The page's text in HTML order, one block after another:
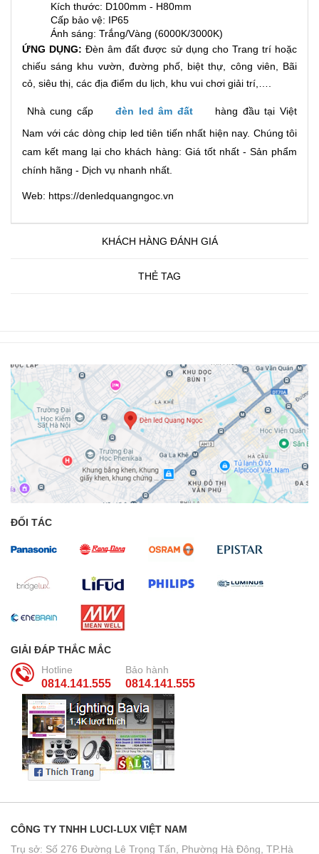
Kích thước: D100mm - H80mm
Cấp bảo vệ: IP65
Ánh sáng: Trắng/Vàng (6000K/3000K)
ỨNG DỤNG: Đèn âm đất được sử dụng cho Trang trí hoặc
chiếu sáng khu vườn, đường phố, biệt thự, công viên, Bãi
cỏ, siêu thị, các địa điểm du lịch, khu vui chơi giải trí,….
Nhà cung cấp đèn led âm đất
hàng đầu tại Việt
Nam với các dòng chip led tiên tiến nhất hiện nay. Chúng tôi
cam kết mang lại cho khách hàng: Giá tốt nhất - Sản phẩm
chính hãng - Dịch vụ nhanh nhất.
Web: https://denledquangngoc.vn
KHÁCH HÀNG ĐÁNH GIÁ
THẺ TAG
ĐỐI TÁC
GIẢI ĐÁP THẮC MẮC
Hotline
0814.141.555
Bảo hành
0814.141.555
CÔNG TY TNHH LUCI-LUX VIỆT NAM
Trụ sở: Số 276 Đường Lê Trọng Tấn, Phường Hà Đông, TP.Hà